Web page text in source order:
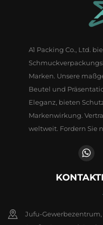
A1 Packing Co., Ltd.
Marken. Unsere
Beutel und
Eleganz, bieten
Markenwirkung.
weltweit. Fordern Sie
Jufu-